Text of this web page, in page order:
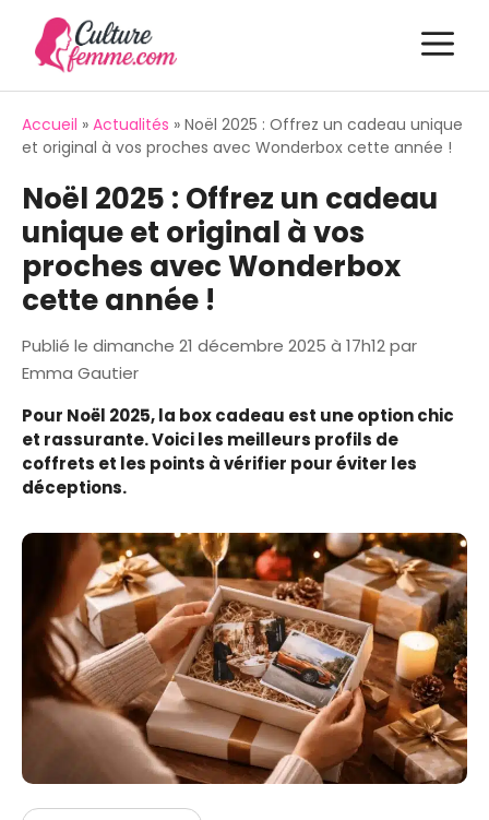
contenu
Accueil » Actualités » Noël 2025 : Offrez un cadeau unique
et original à vos proches avec Wonderbox cette année !
Noël 2025 : Offrez un cadeau
unique et original à vos
proches avec Wonderbox
cette année !
Publié le dimanche 21 décembre 2025 à 17h12par
Emma Gautier
Pour Noël 2025, la box cadeau est une option chic
et rassurante. Voici les meilleurs profils de
coffrets et les points à vérifier pour éviter les
déceptions.